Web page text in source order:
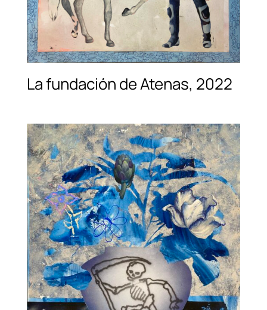
La fundación de Atenas, 2022